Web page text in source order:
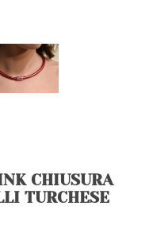
CHIUSURA
TURCHESE